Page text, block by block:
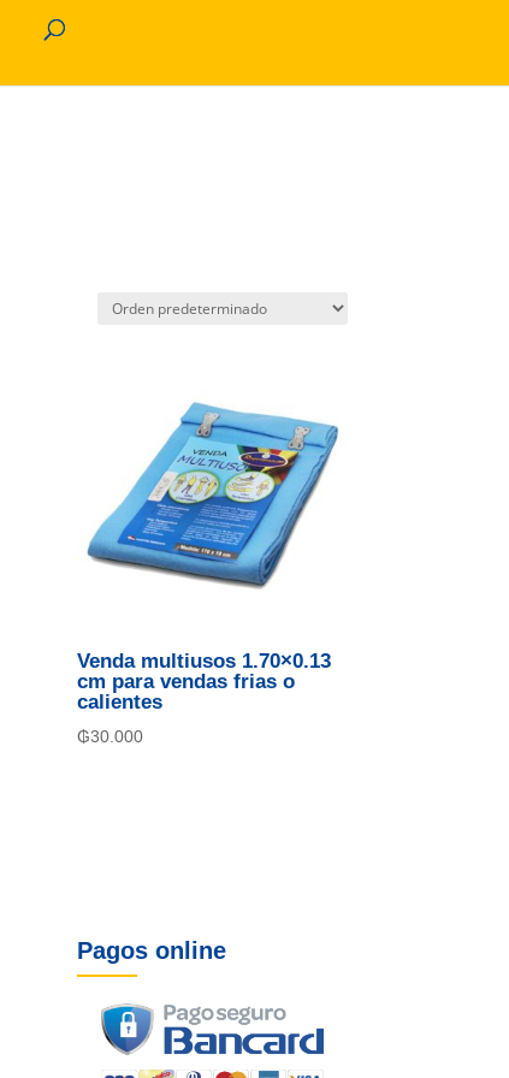
Venda multiusos 1.70×0.13
cm para vendas frias o
calientes
₲30.000
Pagos online